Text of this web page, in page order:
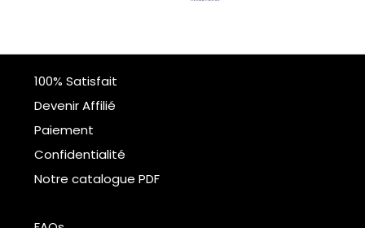
100% Satisfait
Devenir Affilié
Paiement
Confidentialité
Notre catalogue PDF